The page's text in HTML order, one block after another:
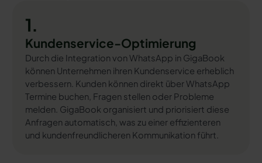
1.
Kundenservice-Optimierung
Durch die Integration von WhatsApp in GigaBook
können Unternehmen ihren Kundenservice erheblich
verbessern. Kunden können direkt über WhatsApp
Termine buchen, Fragen stellen oder Probleme
melden. GigaBook organisiert und priorisiert diese
Anfragen automatisch, was zu einer effizienteren
und kundenfreundlicheren Kommunikation führt.